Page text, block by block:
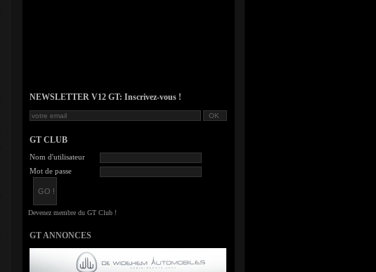
NEWSLETTER V12 GT: Inscrivez-vous !
GT CLUB
Nom d'utilisateur
Mot de passe
GT ANNONCES